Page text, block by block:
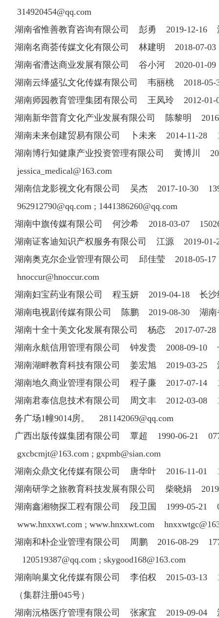
314920454@qq.com
湖南省惟善教育咨询有限公司 彭勇 2019-12-16
湖南名商荟传媒文化有限公司 林建明 2018-07-
湖南省漕达商业发展有限公司 谷小河 2020-01-
湖南云绎盛弘文化传媒有限公司 韦丽桃 2018-
湖南师园教育管理集团有限公司 王凤玲 2012-
湖南新华普育文化产业发展有限公司 陈黎明
湖南未来创建贸易有限公司 卜未来 2014-11-28
湖南博行知健康产业投资管理有限公司 黄博川
jessica_medical@163.com
湖南信龙影视文化有限公司 吴杰 2017-10-30
962912790@qq.com; 1441386260@qq.com
湖南中旗传媒有限公司 何沙希 2018-03-07
湖南证客迪知识产权服务有限公司 江源 2019-
湖南奥克尔企业管理有限公司 邱佳莹 2018-05-
hnoccur@hnoccur.com
湖南妇宝药业有限公司 程玉妍 2019-04-18 长沙
湖南电视剧传媒有限公司 陈鹏 2019-08-30 湖南
湖南十全十美文化发展有限公司 杨恋 2017-07-
湖南永航信用管理有限公司 钟发贵 2008-09-10
湖南湖畔教育科技有限公司 姜宏旭 2019-03-25
湖南地久商业管理有限公司 程子廉 2017-07-14
湖南君泰信息技术有限公司 周文丰 2012-03-08
务广场1幢9014房。 281142069@qq.com
广西出版传媒集团有限公司 覃超 1990-06-21
gxcbcmjt@163.com; gxpmb@sian.com
湖南众鼎文化传媒有限公司 唐华叶 2016-11-01
湖南研学之旅教育科技发展有限公司 柴晓娟
湖南鑫湘物探工程有限公司 段卫国 1999-05-21
www.hnxxwt.com ; www.hnxxwt.com
湖南和朴企业管理有限公司 周鹏 2016-08-29
120519387@qq.com; skygood168@163.com
湖南响巢文化传媒有限公司 李伯权 2015-03-13
（集群注册045号）
湖南沅格医疗管理有限公司 张家宜 2019-09-04